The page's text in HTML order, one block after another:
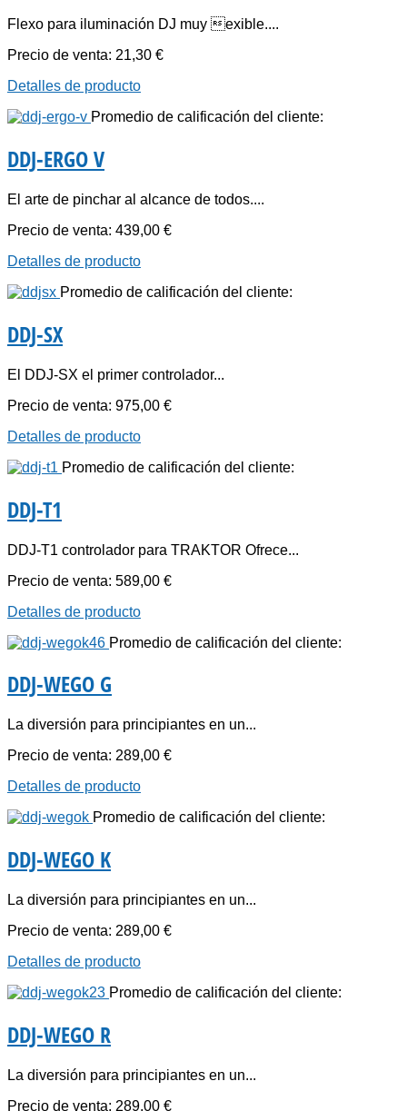
Flexo para iluminación DJ muy exible....
Precio de venta: 21,30 €
Detalles de producto
Promedio de calificación del cliente:
DDJ-ERGO V
El arte de pinchar al alcance de todos....
Precio de venta: 439,00 €
Detalles de producto
Promedio de calificación del cliente:
DDJ-SX
El DDJ-SX el primer controlador...
Precio de venta: 975,00 €
Detalles de producto
Promedio de calificación del cliente:
DDJ-T1
DDJ-T1 controlador para TRAKTOR Ofrece...
Precio de venta: 589,00 €
Detalles de producto
Promedio de calificación del cliente:
DDJ-WEGO G
La diversión para principiantes en un...
Precio de venta: 289,00 €
Detalles de producto
Promedio de calificación del cliente:
DDJ-WEGO K
La diversión para principiantes en un...
Precio de venta: 289,00 €
Detalles de producto
Promedio de calificación del cliente:
DDJ-WEGO R
La diversión para principiantes en un...
Precio de venta: 289,00 €